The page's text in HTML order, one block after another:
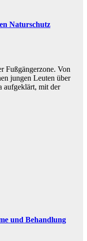
Naturschutz
Fußgängerzone. Von
jungen Leuten über
aufgeklärt, mit der
und Behandlung